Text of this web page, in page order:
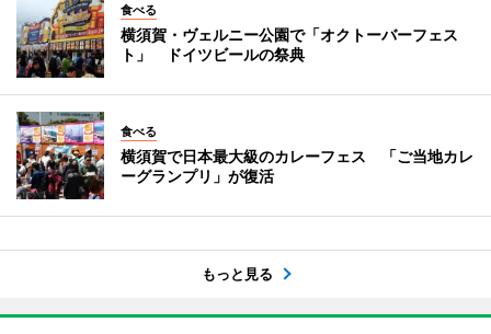
食べる
横須賀・ヴェルニー公園で「オクトーバーフェス
ト」 ドイツビールの祭典
食べる
横須賀で日本最大級のカレーフェス 「ご当地カレ
ーグランプリ」が復活
もっと見る